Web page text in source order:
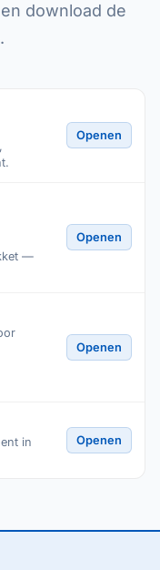
download de
Openen
—
Openen
Openen
in
Openen